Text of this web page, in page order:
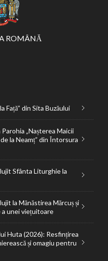
ROMÂNĂ
Față” din Sita Buzăului
„Nașterea Maicii
la Neamț” din Întorsura
Sfânta Liturghie la
la Mănăstirea Mărcuș și
a unei viețuitoare
Huta (2026): Resfințirea
și omagiu pentru